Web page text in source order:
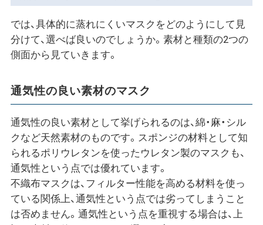
では、具体的に蒸れにくいマスクをどのようにして見
分けて、選べば良いのでしょうか。素材と種類の2つの
側面から見ていきます。
通気性の良い素材のマスク
通気性の良い素材として挙げられるのは、綿・麻・シル
クなど天然素材のものです。スポンジの材料として知
られるポリウレタンを使ったウレタン製のマスクも、
通気性という点では優れています。
不織布マスクは、フィルター性能を高める材料を使っ
ている関係上、通気性という点では劣ってしまうこと
は否めません。通気性という点を重視する場合は、上